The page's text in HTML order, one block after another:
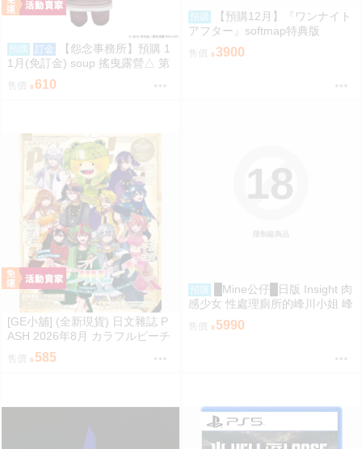
預購 訂金
【怨念事務所】預購 1
1月(免訂金) soup 搖曳露營△ 第
3季 Q版珠鍊布偶吊飾 娃娃 玩偶
志摩凜 0825
610
預購
【預購12月】『ワンナイト
アフター』softmap特典版
3900
[GE小舖] (全新現貨) 日文雜誌 P
ASH 2026年8月 カラフルピーチ
からぴち Colorful Peach
售價 585
限制級商品
18
預購
█Mine公仔█日版 Insight 肉
感少女 性處理廁所的峰川小姐 峰
川さん 1/5 PMMA D9263
售價 5990